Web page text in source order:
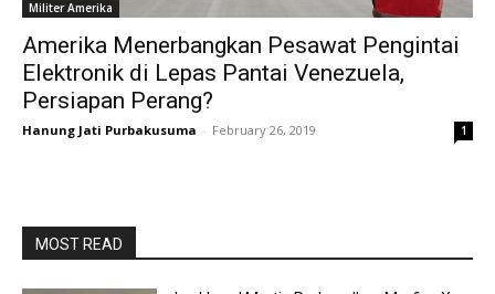
Militer Amerika
Amerika Menerbangkan Pesawat Pengintai
Elektronik di Lepas Pantai Venezuela,
Persiapan Perang?
Hanung Jati Purbakusuma - February 26, 2019 1
MOST READ